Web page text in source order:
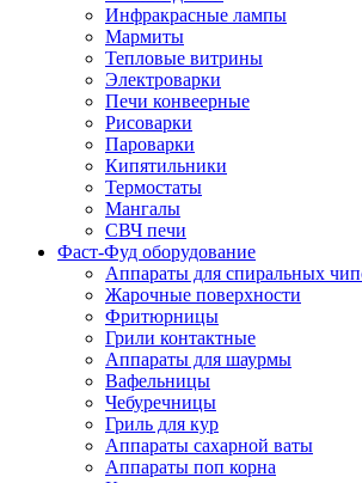
Инфракрасные лампы
Мармиты
Тепловые витрины
Электроварки
Печи конвеерные
Рисоварки
Пароварки
Кипятильники
Термостаты
Мангалы
СВЧ печи
Фаст-Фуд оборудование
Аппараты для спиральных
Жарочные поверхности
Фритюрницы
Грили контактные
Аппараты для шаурмы
Вафельницы
Чебуречницы
Гриль для кур
Аппараты сахарной ваты
Аппараты поп корна